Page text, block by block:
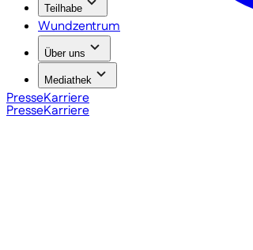
PresseKarriere
Teilhabe
Wundzentrum
Über uns
Mediathek
PresseKarriere